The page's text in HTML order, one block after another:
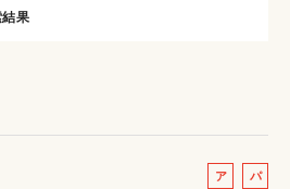
果
ア
パ